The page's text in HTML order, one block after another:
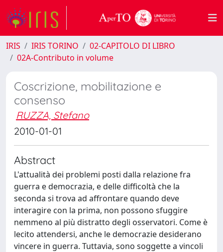
IRIS IRIS TORINO
02-CAPITOLO DI LIBRO
02A-Contributo in volume
Coscrizione, mobilitazione e
consenso
RUZZA, Stefano
2010-01-01
Abstract
L'attualità dei problemi posti dalla relazione fra
guerra e democrazia, e delle difficoltà che la
seconda si trova ad affrontare quando deve
interagire con la prima, non possono sfuggire
nemmeno al più distratto degli osservatori. Come è
lecito attendersi, anche le democrazie desiderano
vincere in guerra. Tuttavia, sono soggette a vincoli